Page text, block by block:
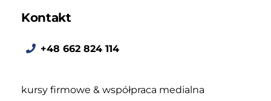
Kontakt
+48 662 824 114
kursy firmowe & współpraca medialna